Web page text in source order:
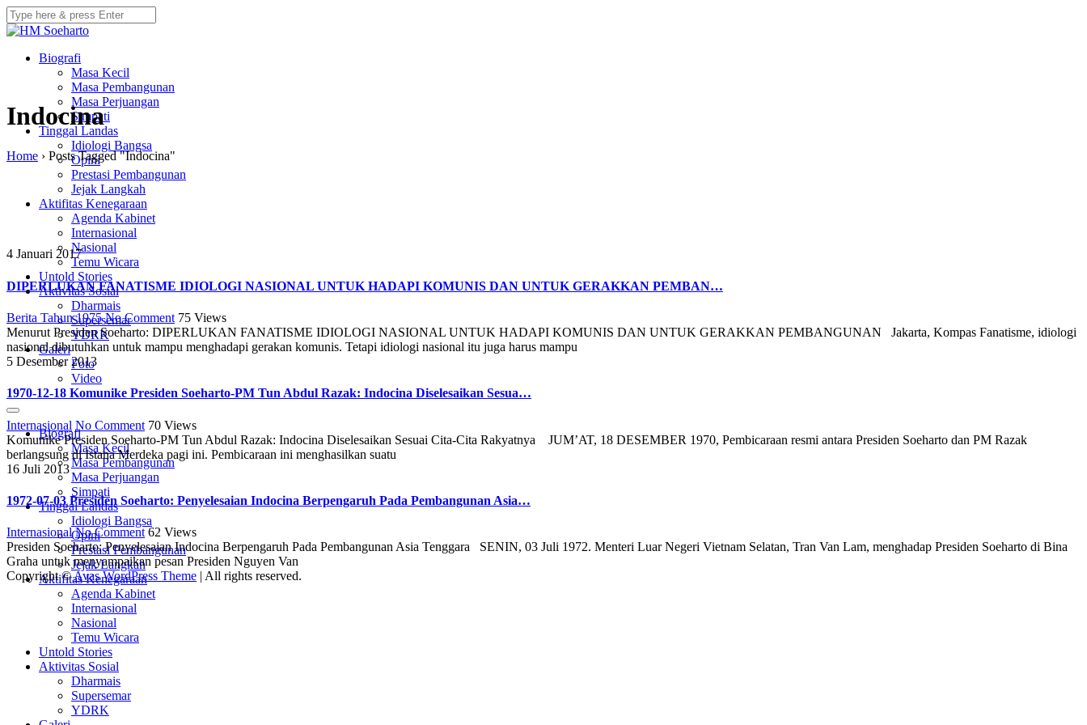
Biografi
Masa Kecil
Masa Pembangunan
Masa Perjuangan
Simpati
Tinggal Landas
Idiologi Bangsa
Opini
Prestasi Pembangunan
Jejak Langkah
Aktifitas Kenegaraan
Agenda Kabinet
Internasional
Nasional
Temu Wicara
Untold Stories
Aktivitas Sosial
Dharmais
Supersemar
YDRK
Galeri
Foto
Video
Biografi
Masa Kecil
Masa Pembangunan
Masa Perjuangan
Simpati
Tinggal Landas
Idiologi Bangsa
Opini
Prestasi Pembangunan
Jejak Langkah
Aktifitas Kenegaraan
Agenda Kabinet
Internasional
Nasional
Temu Wicara
Untold Stories
Aktivitas Sosial
Dharmais
Supersemar
YDRK
Indocina
Home › Posts Tagged "Indocina"
4 Januari 2017
DIPERLUKAN FANATISME IDIOLOGI NASIONAL UNTUK HADAPI KOMUNIS DAN UNTUK GERAKKAN PEMBAN…
Berita Tahun 1975 No Comment 75 Views
Menurut Presiden Soeharto: DIPERLUKAN FANATISME IDIOLOGI NASIONAL UNTUK HADAPI KOMUNIS DAN UNTUK GERAKKAN PEMBANGUNAN Jakarta, Kompas Fanatisme, idiologi
nasional dibutuhkan untuk mampu menghadapi gerakan komunis. Tetapi idiologi nasional itu juga harus mampu
5 Desember 2013
1970-12-18 Komunike Presiden Soeharto-PM Tun Abdul Razak: Indocina Diselesaikan Sesua…
Internasional No Comment 70 Views
Komunike Presiden Soeharto-PM Tun Abdul Razak: Indocina Diselesaikan Sesuai Cita-Cita Rakyatnya JUM’AT, 18 DESEMBER 1970, Pembicaraan resmi antara Presiden Soeharto dan PM Razak
berlangsung di Istana Merdeka pagi ini. Pembicaraan ini menghasilkan suatu
16 Juli 2013
1972-07-03 Presiden Soeharto: Penyelesaian Indocina Berpengaruh Pada Pembangunan Asia…
Internasional No Comment 62 Views
Presiden Soeharto: Penyelesaian Indocina Berpengaruh Pada Pembangunan Asia Tenggara SENIN, 03 Juli 1972. Menteri Luar Negeri Vietnam Selatan, Tran Van Lam, menghadap Presiden Soeharto di Bina
Graha untuk menyampaikan pesan Presiden Nguyen Van
Copyright ©Avas WordPress Theme | All rights reserved.